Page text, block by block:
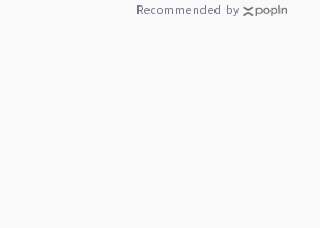
Recommended by